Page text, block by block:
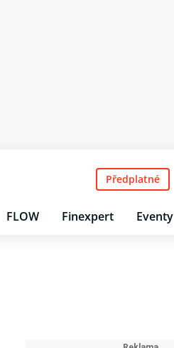
FLOW Finexpert Eventy
Předplatné